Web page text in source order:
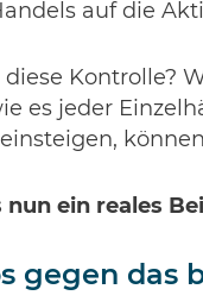
auf die
Kontrolle?
es jeder
ein reales
gegen das